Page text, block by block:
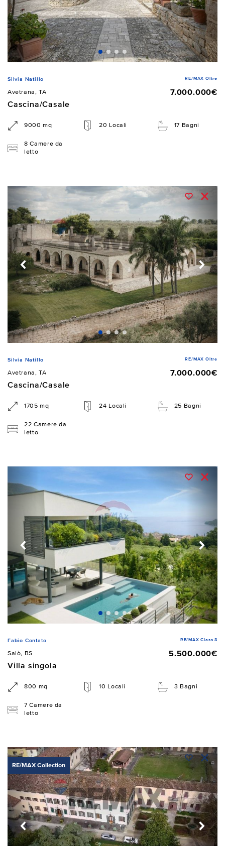
Silvia Natillo RE/MAX Oltre
Avetrana, TA
7.000.000€
Cascina/Casale
9000 mq 20 Locali 17 Bagni
8 Camere da
letto
Silvia Natillo RE/MAX Oltre
Avetrana, TA
7.000.000€
Cascina/Casale
1705 mq 24 Locali 25 Bagni
22 Camere da
letto
Fabio Contato RE/MAX Class 8
Salò, BS
5.500.000€
Villa singola
800 mq 10 Locali 3 Bagni
7 Camere da
letto
RE/MAX Collection